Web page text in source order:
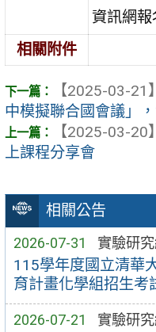
相關公告
2026-07-31 實驗研究
115學年度國立清華
育計畫化學組招生考
2026-07-21 實驗研究
資訊網
相關附件
【2025-03-21】
中模擬聯合國會議」
【2025-03-20】
上課程分享會